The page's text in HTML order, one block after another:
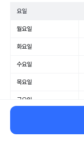
요일
월요일
화요일
수요일
목요일
금요일
일요일